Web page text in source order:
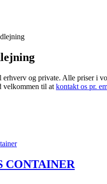
og private. Alle priser i
velkommen til at kontakt os pr.
CONTAINER